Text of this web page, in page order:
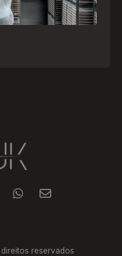
ao mercado
 
reservados